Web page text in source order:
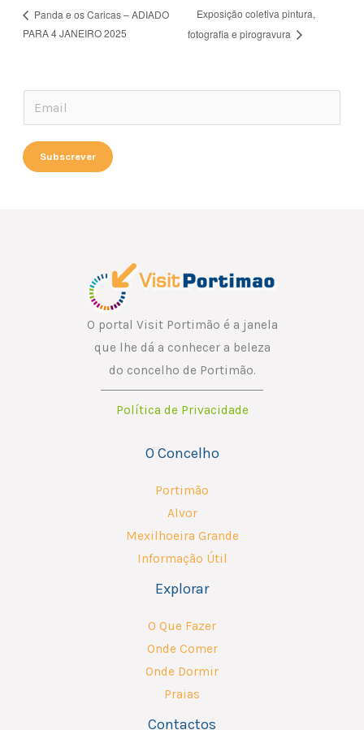
Panda e os Caricas – ADIADO
PARA 4 JANEIRO 2025
Exposição coletiva pintura,
fotografia e pirogravura
E
i
m
a
i
Subscrever
O portal Visit Portimão é a janela
que lhe dá a conhecer a beleza
do concelho de Portimão.
Política de Privacidade
O Concelho
Portimão
Alvor
Mexilhoeira Grande
Informação Útil
Explorar
O Que Fazer
Onde Comer
Onde Dormir
Praias
Contactos